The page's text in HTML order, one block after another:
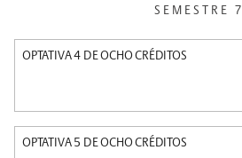
SEMESTRE 7
OPTATIVA 4 DE OCHO CRÉDITOS
OPTATIVA 5 DE OCHO CRÉDITOS